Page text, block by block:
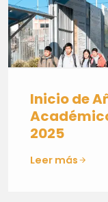
Inicio de
2025
Leer más